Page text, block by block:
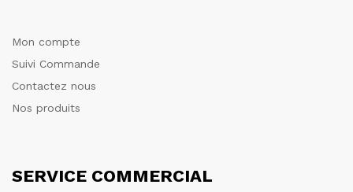
Mon compte
Suivi Commande
Contactez nous
Nos produits
SERVICE COMMERCIAL